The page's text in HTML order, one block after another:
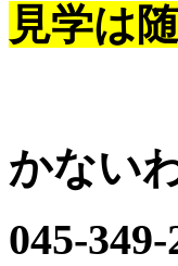
見学は
かない
045-